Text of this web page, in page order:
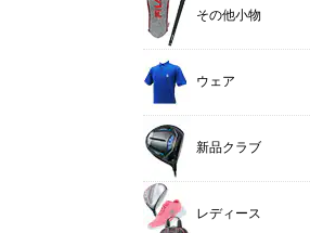
その他小物
ウェア
新品クラブ
レディース